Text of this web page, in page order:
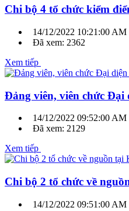
Chi bộ 4 tổ chức kiểm
14/12/2022 10:21:00 AM
Đã xem: 2362
Xem tiếp
Đảng viên, viên chức Đại
14/12/2022 09:52:00 AM
Đã xem: 2129
Xem tiếp
Chi bộ 2 tổ chức về
14/12/2022 09:51:00 AM